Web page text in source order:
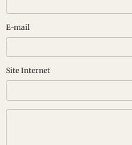
E-mail
Site Internet